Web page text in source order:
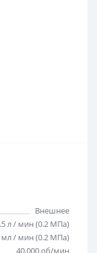
Внешнее
л / мин (0.2 МПа)
/ мин (0.2 МПа)
40,000 об/мин